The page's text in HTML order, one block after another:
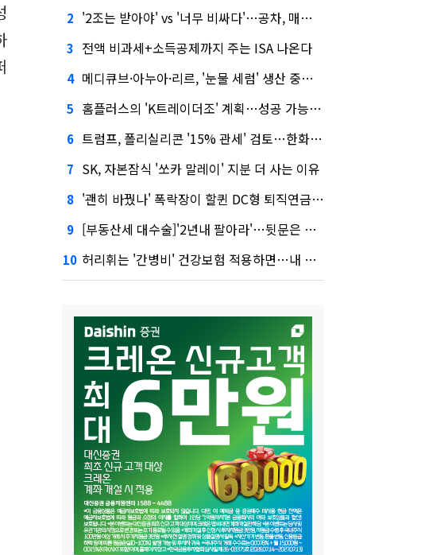
2 '2조는 받아야' vs '너무 비싸다'…공차, 매각 성공할까
3 전액 비과세+소득공제까지 주는 ISA 나온다
4 메디큐브·아누아·리르, '눈물 세럼' 생산 중단한다
5 홈플러스의 'K트레이더조' 계획…성공 가능성은 '글쎄'
6 트럼프, 폴리실리콘 '15% 관세' 검토…한화큐셀·OCI 영향은?
7 SK, 자본잠식 '쏘카 말레이' 지분 더 사는 이유
8 '괜히 바꿨나' 폭락장이 할퀸 DC형 퇴직연금…전문가 조언은
9 [부동산세 대수술]'2년내 팔아라'…뒷문은 열었다
10 허리휘는 '간병비' 건강보험 적용하면…내 간병보험은?